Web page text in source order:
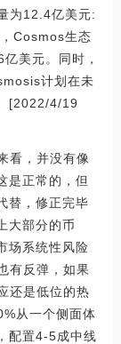
为12.4亿美元:
Cosmos生态
美元。同时，
计划在未
[2022/4/19
看，并没有像
是正常的，但
替，修正完毕
大部分的币
场系统性风险
有反弹，如果
还是低位的热
从一个侧面体
配置4-5成中线